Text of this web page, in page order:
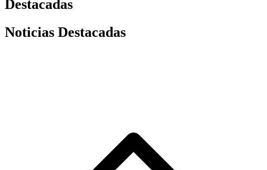
Destacadas
Noticias Destacadas